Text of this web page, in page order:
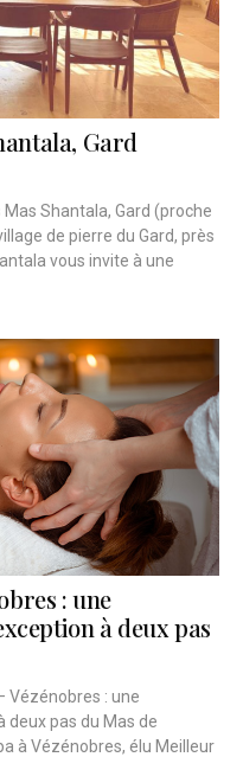
Gard
Mas Shantala, Gard (proche
de pierre du Gard, près
vous invite à une
: une
à deux pas
Vézénobres : une
deux pas du Mas de
à Vézénobres, élu Meilleur